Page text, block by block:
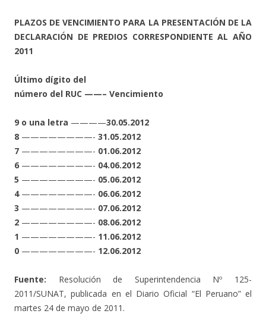
PLAZOS DE VENCIMIENTO PARA LA PRESENTACIÓN DE LA
DECLARACIÓN DE PREDIOS CORRESPONDIENTE AL AÑO
2011
Último dígito del
número del RUC ——– Vencimiento
9 o una letra ————30.05.2012
8 ————————- 31.05.2012
7 ————————- 01.06.2012
6 ————————- 04.06.2012
5 ————————- 05.06.2012
4————————- 06.06.2012
3 ————————- 07.06.2012
2 ————————- 08.06.2012
1 ————————- 11.06.2012
0 ————————- 12.06.2012
Fuente: Resolución de Superintendencia Nº 125-
2011/SUNAT, publicada en el Diario Oficial “El Peruano” el
martes 24 de mayo de 2011.